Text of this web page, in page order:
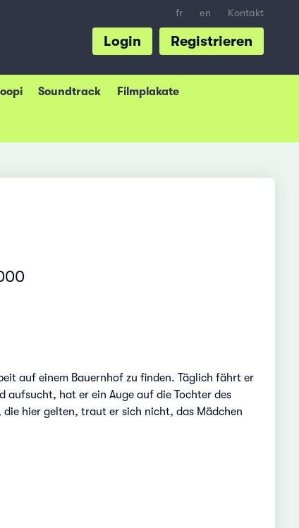
fr en Kontakt
Registrieren
Login
Soundtrack Filmplakate
auf einem Bauernhof zu finden. Täglich fährt er
aufsucht, hat er ein Auge auf die Tochter des
die hier gelten, traut er sich nicht, das Mädchen